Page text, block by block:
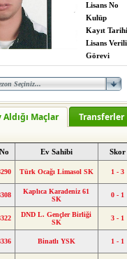
Lisans No
Kulüp
Kayıt Tarihi
Lisans
Görevi
Aldığı Maçlar Transferler
Ev Sahibi Skor
Türk Ocağı Limasol SK 1 - 3
Kaplıca Karadeniz 61
SK
0 - 1
DND L. Gençler Birliği
SK
3 - 1
Binatlı YSK 1 - 1